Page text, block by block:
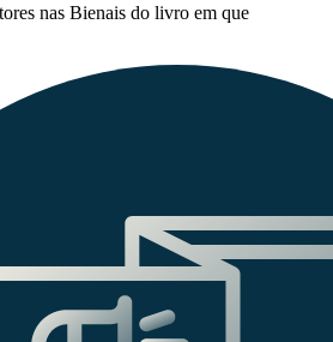
nas Bienais do livro em que